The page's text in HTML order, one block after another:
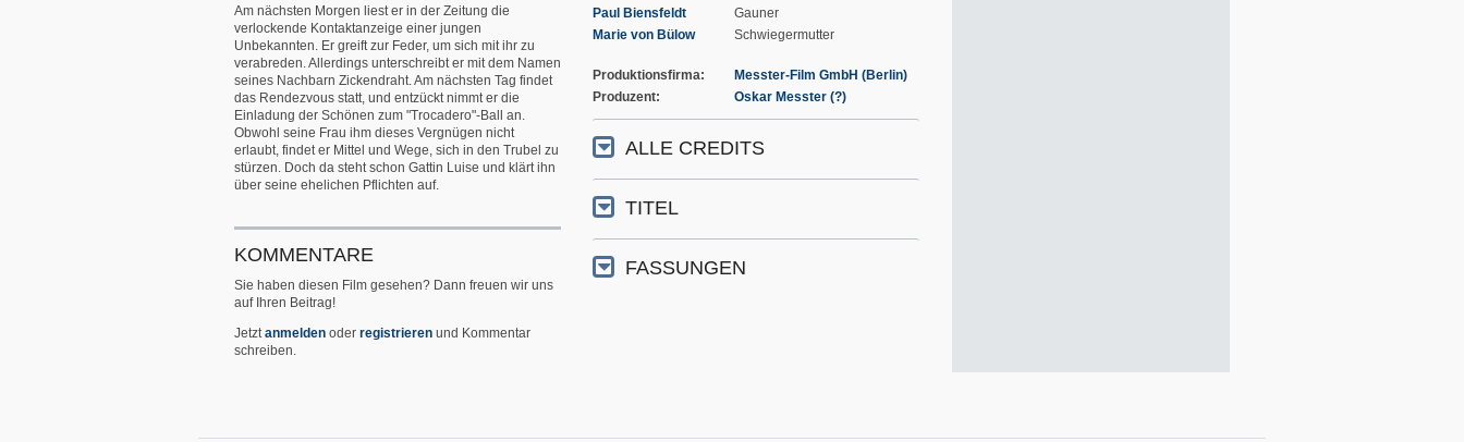
Am nächsten Morgen liest er in der Zeitung die
verlockende Kontaktanzeige einer jungen
Unbekannten. Er greift zur Feder, um sich mit ihr zu
verabreden. Allerdings unterschreibt er mit dem Namen
seines Nachbarn Zickendraht. Am nächsten Tag findet
das Rendezvous statt, und entzückt nimmt er die
Einladung der Schönen zum "Trocadero"-Ball an.
Obwohl seine Frau ihm dieses Vergnügen nicht
erlaubt, findet er Mittel und Wege, sich in den Trubel zu
stürzen. Doch da steht schon Gattin Luise und klärt ihn
über seine ehelichen Pflichten auf.
KOMMENTARE
Sie haben diesen Film gesehen? Dann freuen wir uns
auf Ihren Beitrag!
Jetzt anmelden oder registrieren und Kommentar
schreiben.
Paul Biensfeldt
Gauner
Marie von Bülow
Schwiegermutter
Produktionsfirma
Messter-Film GmbH (Berlin)
Produzent
Oskar Messter (?)
ALLE CREDITS
TITEL
FASSUNGEN